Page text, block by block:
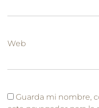
Web
Guarda mi nombre,